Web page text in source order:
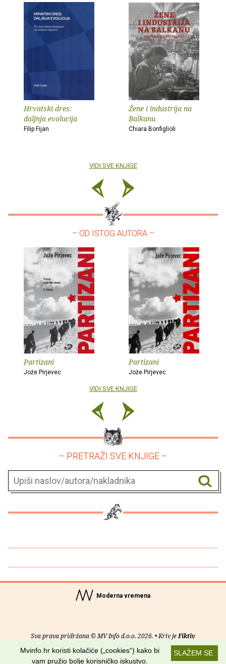
Hrvatski dres:
daljnja evolucija
Filip Fijan
Žene i industrija na
Balkanu
Chiara Bonfiglioli
VIDI SVE KNJIGE
– OD ISTOG AUTORA –
Partizani
Jože Pirjevec
Partizani
Jože Pirjevec
VIDI SVE KNJIGE
– PRETRAŽI SVE KNJIGE –
Moderna vremena
Sva prava pridržana © MV Info d.o.o. 2026. • Kriv jeFiktiv
Uvjeti korištenja RSS kanaliSLAŽEM SE
Mvinfo.hr koristi kolačiće („cookies“) kako bi
vam pružio bolje korisničko iskustvo.